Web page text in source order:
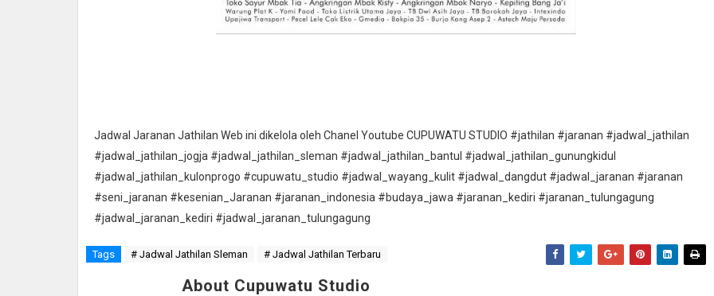
Jadwal Jaranan Jathilan Web ini dikelola oleh Chanel Youtube CUPUWATU STUDIO #jathilan #jaranan #jadwal_jathilan
#jadwal_jathilan_jogja #jadwal_jathilan_sleman #jadwal_jathilan_bantul #jadwal_jathilan_gunungkidul
#jadwal_jathilan_kulonprogo #cupuwatu_studio #jadwal_wayang_kulit #jadwal_dangdut #jadwal_jaranan #jaranan
#seni_jaranan #kesenian_Jaranan #jaranan_indonesia #budaya_jawa #jaranan_kediri #jaranan_tulungagung
#jadwal_jaranan_kediri #jadwal_jaranan_tulungagung
Tags # Jadwal Jathilan Sleman # Jadwal Jathilan Terbaru
About Cupuwatu Studio